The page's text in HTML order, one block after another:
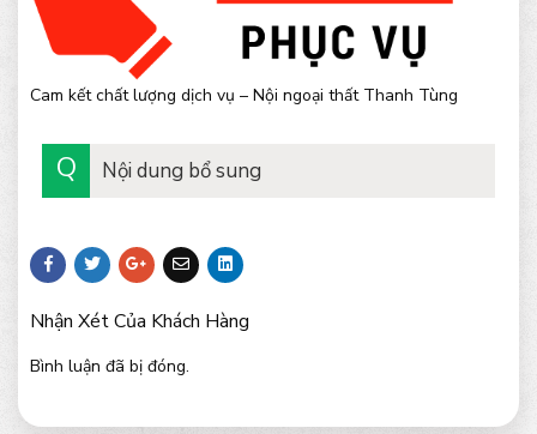
Cam kết chất lượng dịch vụ – Nội ngoại thất Thanh Tùng
Nội dung bổ sung
Nhận Xét Của Khách Hàng
Bình luận đã bị đóng.